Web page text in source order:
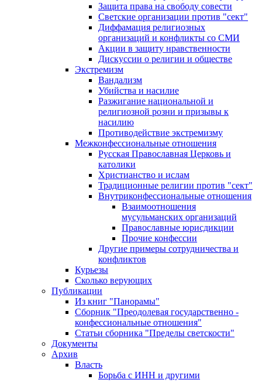
Защита права на свободу совести
Светские организации против "сект"
Диффамация религиозных
организаций и конфликты со СМИ
Акции в защиту нравственности
Дискуссии о религии и обществе
Экстремизм
Вандализм
Убийства и насилие
Разжигание национальной и
религиозной розни и призывы к
насилию
Противодействие экстремизму
Межконфессиональные отношения
Русская Православная Церковь и
католики
Христианство и ислам
Традиционные религии против "сект"
Внутриконфессиональные отношения
Взаимоотношения
мусульманских организаций
Православные юрисдикции
Прочие конфессии
Другие примеры сотрудничества и
конфликтов
Курьезы
Сколько верующих
Публикации
Из книг "Панорамы"
Сборник "Преодолевая государственно -
конфессиональные отношения"
Статьи сборника "Пределы светскости"
Документы
Архив
Власть
Борьба с ИНН и другими